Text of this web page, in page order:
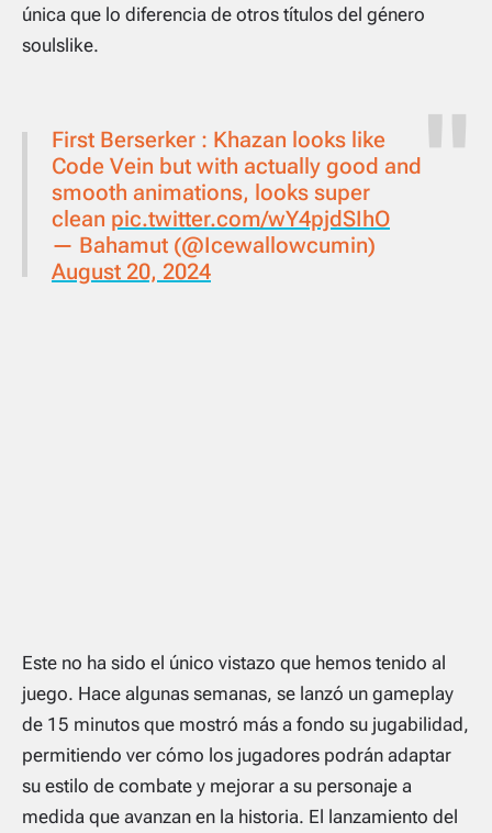
única que lo diferencia de otros títulos del género
soulslike.
First Berserker : Khazan looks like
Code Vein but with actually good and
smooth animations, looks super
clean pic.twitter.com/wY4pjdSIhO
— Bahamut (@Icewallowcumin)
August 20, 2024
Este no ha sido el único vistazo que hemos tenido al
juego. Hace algunas semanas, se lanzó un gameplay
de 15 minutos que mostró más a fondo su jugabilidad,
permitiendo ver cómo los jugadores podrán adaptar
su estilo de combate y mejorar a su personaje a
medida que avanzan en la historia. El lanzamiento del